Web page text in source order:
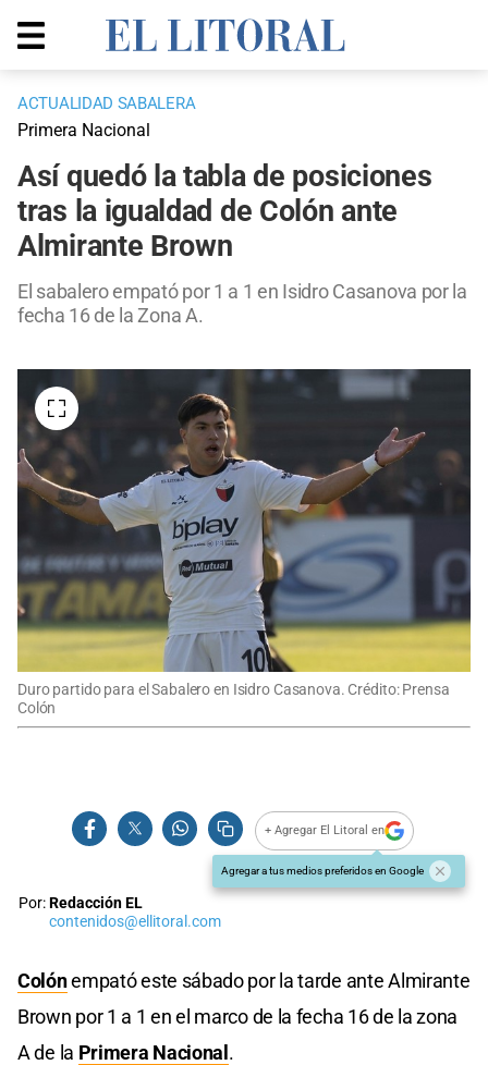
ACTUALIDAD SABALERA
Primera Nacional
Así quedó la tabla de posiciones
tras la igualdad de Colón ante
Almirante Brown
El sabalero empató por 1 a 1 en Isidro Casanova por la
fecha 16 de la Zona A.
Duro partido para el Sabalero en Isidro Casanova. Crédito: Prensa
Colón
+ Agregar El Litoral en
Agregar a tus medios preferidos en Google
Por:Redacción EL
contenidos@ellitoral.com
Colónempató este sábado por la tarde ante Almirante
Brown por 1 a 1 en el marco de la fecha 16 de la zona
A de la Primera Nacional.